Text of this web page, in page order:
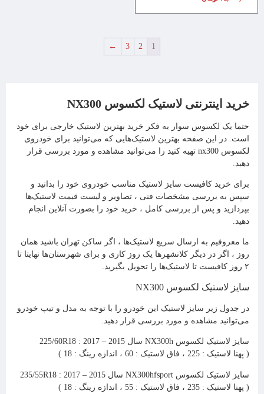
1
2
3
←
خرید اینترنتی لاستیک لکسوس NX300
حتما یک لکسوس سوار به فکر خرید بهترین لاستیک خارجی برای خود
است. در این صفحه بهترین لاستیک‌هایی که می‌توانید برای خودروی
لکسوس nx300 تهیه کنید را می‌توانید مشاهده و مورد بررسی قرار
دهید.
برای خرید کافیست سایز لاستیک مناسب خودروی خود را بدانید و
سپس به بررسی مشخصات فنی ، تصاویر و لیست قیمت لاستیک‌ها
بپردازید و پس از بررسی کامل ، خرید خود را بصورت آنلاین انجام
دهید.
ما معروفیم به ارسال سریع لاستیک‌ها ، اگر ساکن تهران باشید همان
روز ، اگر در دیگر کلانشهرها یک روز کاری و برای شهرستان‌ها نهایتا تا
۲ روز کافیست تا لاستیک‌ها را تحویل بگیرید.
سایز لاستیک لکسوس NX300
در جدول زیر سایز لاستیک این خودرو را با توجه به مدل و تیپ خودرو
می‌توانید مشاهده و مورد بررسی قرار دهید.
سایز لاستیک لکسوس NX300h سال 2015 – 2017 : 225/60R18
( پهنا لاستیک : 225 ، فاق لاستیک : 60 ، اندازه رینگ : 18 )
سایز لاستیک لکسوس NX300h fsport
سال 2015 – 2017 : 235/55R18
( پهنا لاستیک : 235 ، فاق لاستیک : 55 ، اندازه رینگ : 18 )